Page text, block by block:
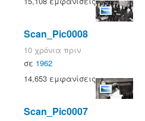
Scan_Pic0008
10 χρόνια πριν
σε 1962
14,653 εμφανίσεις
Scan_Pic0007